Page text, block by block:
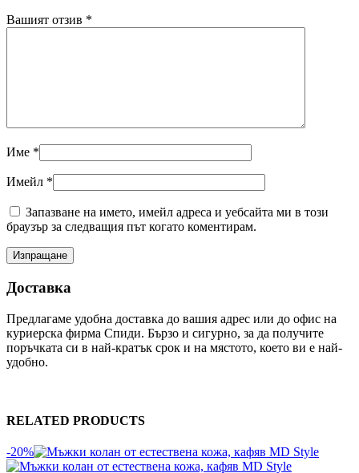
Вашият отзив *
Име *
Имейл *
Запазване на името, имейл адреса и уебсайта ми в този
браузър за следващия път когато коментирам.
Доставка
Предлагаме удобна доставка до вашия адрес или до офис на
куриерска фирма Спиди. Бързо и сигурно, за да получите
поръчката си в най-кратък срок и на мястото, което ви е най-
удобно.
RELATED PRODUCTS
-20%